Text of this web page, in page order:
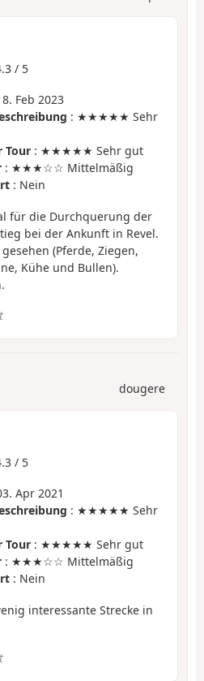
/ 5
Feb 2023
: ★★★★★ Sehr
Tour : ★★★★★ Sehr gut
: ★★★☆☆ Mittelmäßig
: Nein
für die Durchquerung der
bei der Ankunft in Revel.
(Pferde, Ziegen,
Kühe und Bullen).
dougere
/ 5
Apr 2021
: ★★★★★ Sehr
Tour : ★★★★★ Sehr gut
: ★★★☆☆ Mittelmäßig
: Nein
interessante Strecke in